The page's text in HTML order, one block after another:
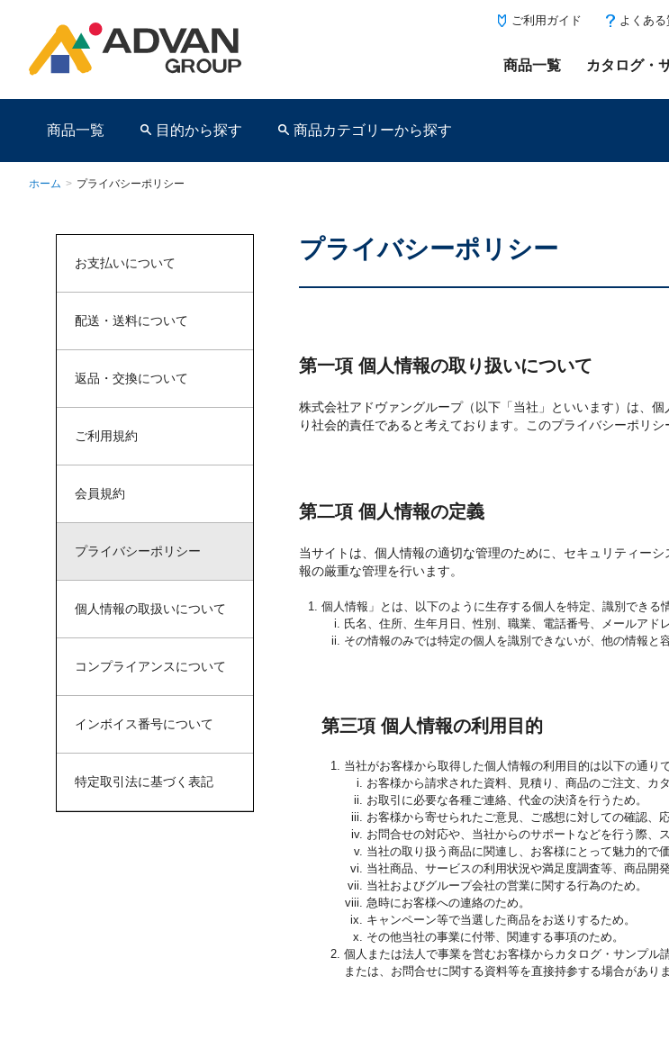
ご利用ガイド よくある
商品一覧 カタログ・
商品一覧 目的から探す 商品カテゴリーから探す
商品ページにある「お気に入り登録」を押すと登録
閉じる
ホーム > プライバシーポリシー
お支払いについて
配送・送料について
返品・交換について
ご利用規約
会員規約
プライバシーポリシー
個人情報の取扱いについて
コンプライアンスについて
インボイス番号について
特定取引法に基づく表記
プライバシーポリシー
第一項 個人情報の取り扱いについて
株式会社アドヴァングループ（以下「当社」といいます）は、
り社会的責任であると考えております。このプライバシーポリ
第二項 個人情報の定義
当サイトは、個人情報の適切な管理のために、セキュリティー
報の厳重な管理を行います。
個人情報」とは、以下のように生存する個人を特定、識別できる
氏名、住所、生年月日、性別、職業、電話番号、メールアド
その情報のみでは特定の個人を識別できないが、他の情報と
第三項 個人情報の利用目的
当社がお客様から取得した個人情報の利用目的は以下の通りで
お客様から請求された資料、見積り、商品のご注文、カ
お取引に必要な各種ご連絡、代金の決済を行うため。
お客様から寄せられたご意見、ご感想に対しての確認、
お問合せの対応や、当社からのサポートなどを行う際、
当社の取り扱う商品に関連し、お客様にとって魅力的で
当社商品、サービスの利用状況や満足度調査等、商品開
当社およびグループ会社の営業に関する行為のため。
急時にお客様への連絡のため。
キャンペーン等で当選した商品をお送りするため。
その他当社の事業に付帯、関連する事項のため。
個人または法人で事業を営むお客様からカタログ・サンプ
または、お問合せに関する資料等を直接持参する場合があり